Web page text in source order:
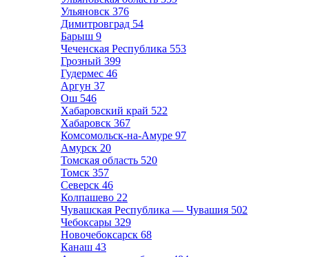
Ульяновск 376
Димитровград 54
Барыш 9
Чеченская Республика 553
Грозный 399
Гудермес 46
Аргун 37
Ош 546
Хабаровский край 522
Хабаровск 367
Комсомольск-на-Амуре 97
Амурск 20
Томская область 520
Томск 357
Северск 46
Колпашево 22
Чувашская Республика — Чувашия 502
Чебоксары 329
Новочебоксарск 68
Канаш 43